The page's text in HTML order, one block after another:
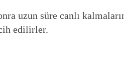
uzun süre canlı
edilirler.